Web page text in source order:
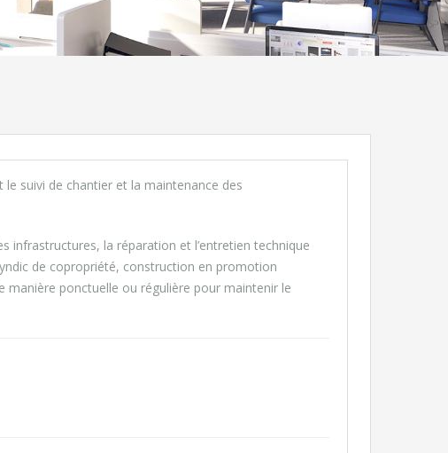
suivi de chantier et la maintenance des
infrastructures, la réparation et l’entretien technique
de copropriété, construction en promotion
ponctuelle ou régulière pour maintenir le